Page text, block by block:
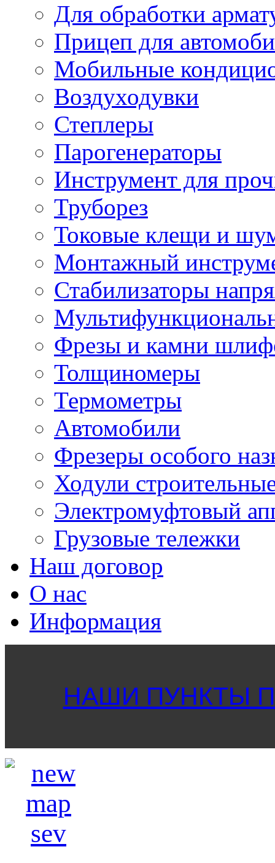
Для обработки
Прицеп для
Мобильные
Воздуходувки
Степлеры
Парогенераторы
Инструмент для
Труборез
Токовые клещи и
Монтажный
Стабилизаторы
Фрезы и камни
Толщиномеры
Термометры
Автомобили
Фрезеры особого
Ходули
Электромуфтовый
Грузовые тележки
Наш договор
О нас
Информация
НАШИ ПУНКТЫ